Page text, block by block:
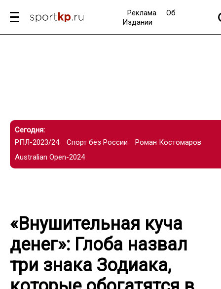
Реклама
Об
Издании
Сегодня:
РПЛ-2023/24
Спорт без России
Роман Костомаров
Australian Open-2024
«Внушительная куча
денег»: Глоба назвал
три знака Зодиака,